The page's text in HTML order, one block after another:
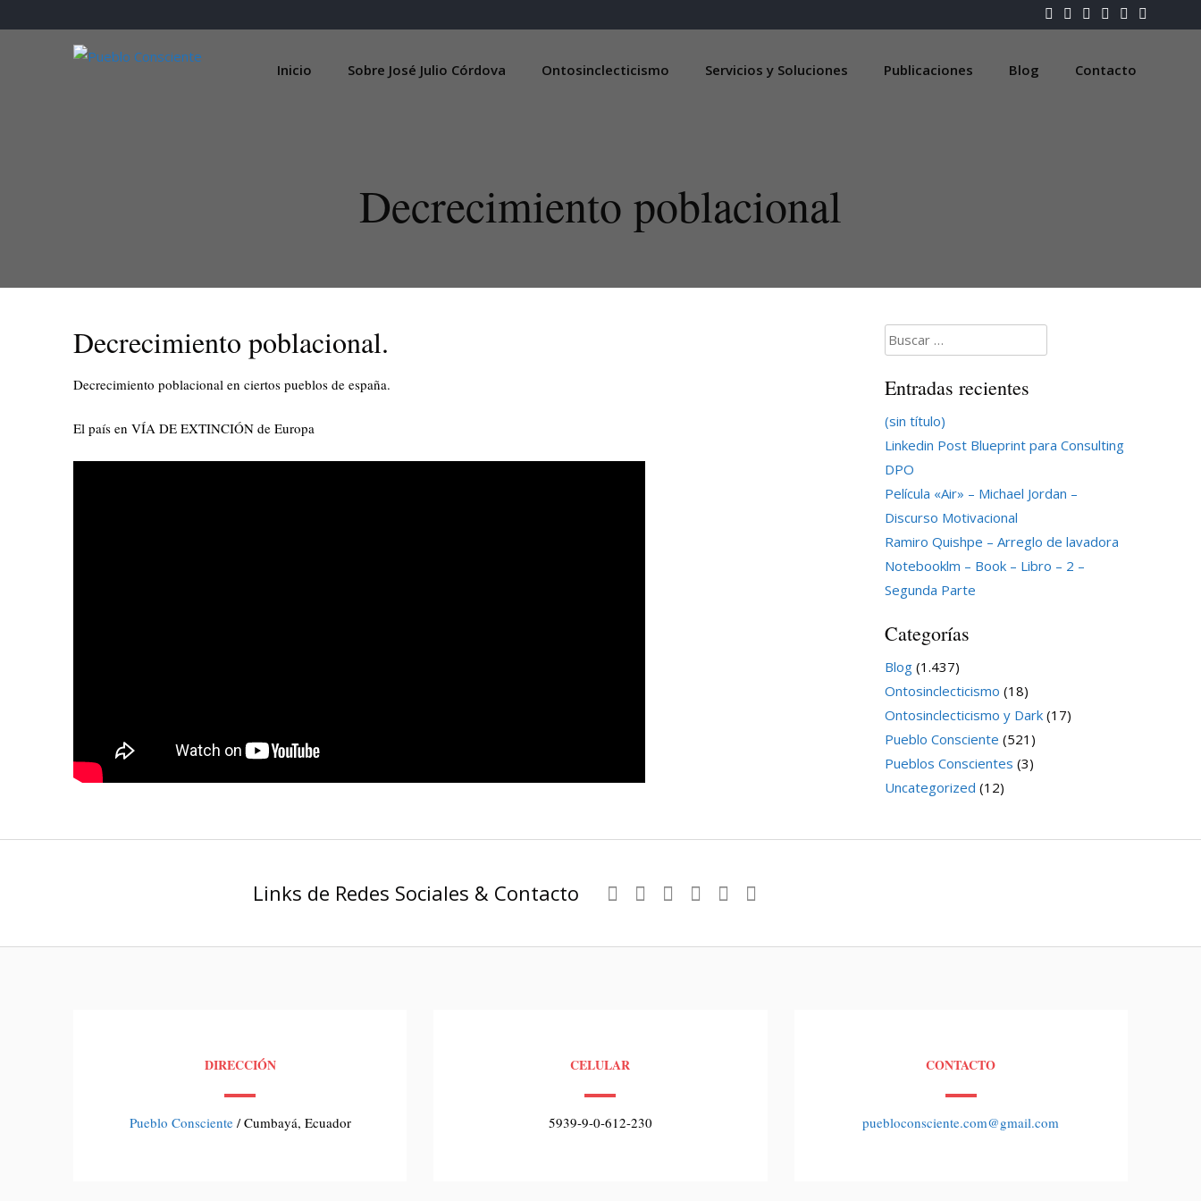
to
Inicio Sobre José Julio Córdova Ontosinclecticismo Servicios y Soluciones Publicaciones Blog Contacto
Decrecimiento poblacional
Decrecimiento poblacional.
Decrecimiento poblacional en ciertos pueblos de españa.
El país en VÍA DE EXTINCIÓN de Europa
Buscar:
Entradas recientes
(sin título)
Linkedin Post Blueprint para Consulting
DPO
Película «Air» – Michael Jordan –
Discurso Motivacional
Ramiro Quishpe – Arreglo de lavadora
Notebooklm – Book – Libro – 2 –
Segunda Parte
Categorías
Blog(1.437)
Ontosinclecticismo (18)
Ontosinclecticismo y Dark(17)
Pueblo Consciente (521)
Pueblos Conscientes (3)
Uncategorized (12)
Links de Redes Sociales & Contacto
DIRECCIÓN
Pueblo Consciente/ Cumbayá, Ecuador
CELULAR
5939-9-0-612-230
CONTACTO
puebloconsciente.com@gmail.com